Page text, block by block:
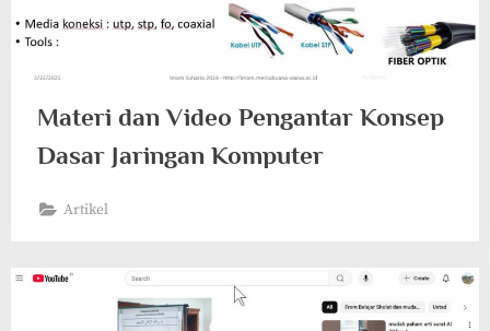
Materi dan Video Pengantar Konsep
Dasar Jaringan Komputer
Artikel